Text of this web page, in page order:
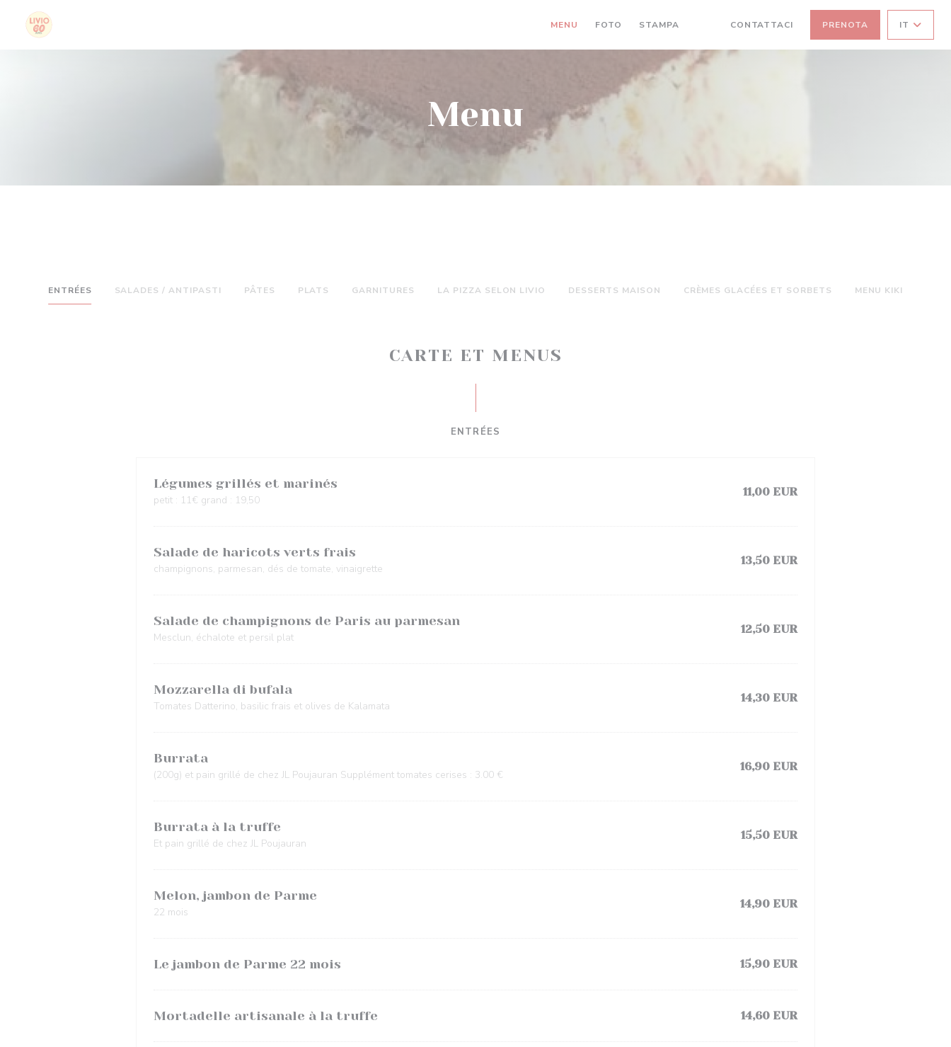
Personalizzazione delle tue scelte sui cookie
MENU FOTO STAMPA CONTATTACI PRENOTA IT
Menu
ENTRÉES SALADES / ANTIPASTI PÂTES PLATS GARNITURES LA PIZZA SELON LIVIO DESSERTS MAISON CRÈMES GLACÉES ET SORBETS MENU KIKI
CARTE ET MENUS
ENTRÉES
Légumes grillés et marinés
petit : 11€ grand : 19,50
11,00 EUR
Salade de haricots verts frais
champignons, parmesan, dés de tomate, vinaigrette
13,50 EUR
Salade de champignons de Paris au parmesan
Mesclun, échalote et persil plat
12,50 EUR
Mozzarella di bufala
Tomates Datterino, basilic frais et olives de Kalamata
14,30 EUR
Burrata
(200g) et pain grillé de chez JL Poujauran Supplément tomates cerises : 3.00 €
16,90 EUR
Burrata à la truffe
Et pain grillé de chez JL Poujauran
15,50 EUR
Melon, jambon de Parme
22 mois
14,90 EUR
Le jambon de Parme 22 mois 15,90 EUR
Mortadelle artisanale à la truffe 14,60 EUR